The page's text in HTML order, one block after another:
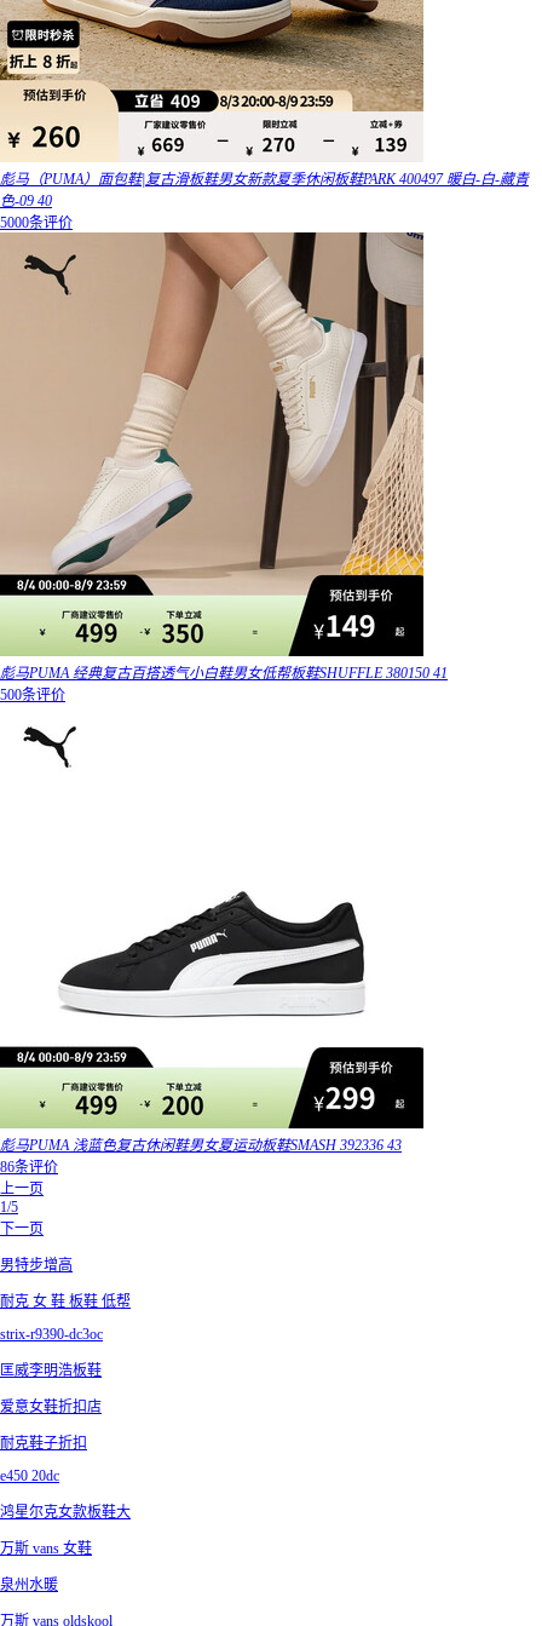
彪马（PUMA）面包鞋|复古滑板鞋男女新款夏季休闲板鞋PARK 400497 暖白-白-藏青
色-09 40
5000条评价
彪马PUMA 经典复古百搭透气小白鞋男女低帮板鞋SHUFFLE 380150 41
500条评价
彪马PUMA 浅蓝色复古休闲鞋男女夏运动板鞋SMASH 392336 43
86条评价
上一页
1/5
下一页
男特步增高
耐克 女 鞋 板鞋 低帮
strix-r9390-dc3oc
匡威李明浩板鞋
爱意女鞋折扣店
耐克鞋子折扣
e450 20dc
鸿星尔克女款板鞋大
万斯 vans 女鞋
泉州水暖
万斯 vans oldskool